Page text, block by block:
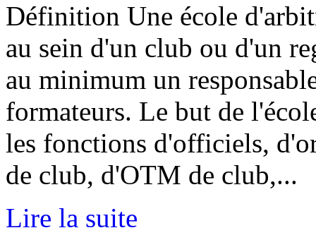
Définition Une école
au sein d'un club ou d'un
au minimum un
formateurs. Le but de
les fonctions d'officiels,
de club, d'OTM de club,...
Lire la suite